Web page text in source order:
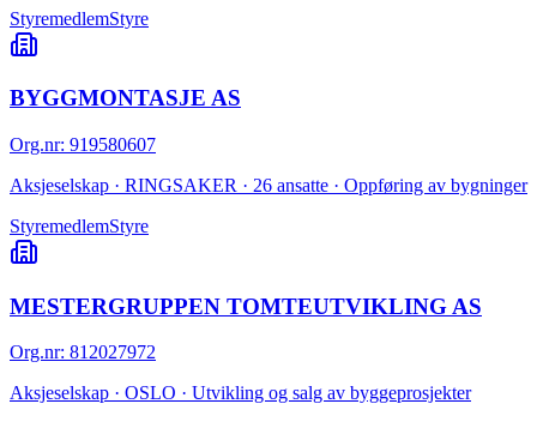
StyremedlemStyre
BYGGMONTASJE AS
Org.nr: 919580607
Aksjeselskap · RINGSAKER · 26 ansatte · Oppføring av bygninger
StyremedlemStyre
MESTERGRUPPEN TOMTEUTVIKLING AS
Org.nr: 812027972
Aksjeselskap · OSLO · Utvikling og salg av byggeprosjekter